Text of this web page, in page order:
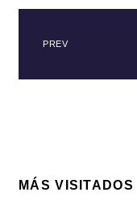
PREV
MÁS VISITADOS